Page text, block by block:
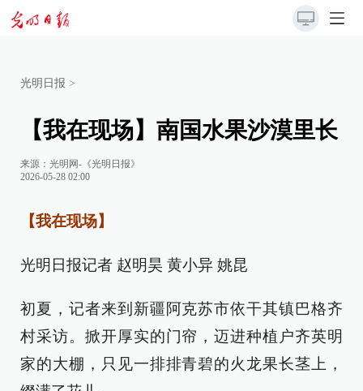
光明日报 >
【我在现场】南国水果沙漠里长
来源： 光明网-《光明日报》
2026-05-28 02:00
【我在现场】
光明日报记者 赵明昊 黄小异 姚昆
初夏，记者来到新疆阿克苏市依干其镇巴格齐
村采访。掀开厚实的门帘，迈进种植户齐英明
家的大棚，只见一排排青碧的火龙果长茎上，